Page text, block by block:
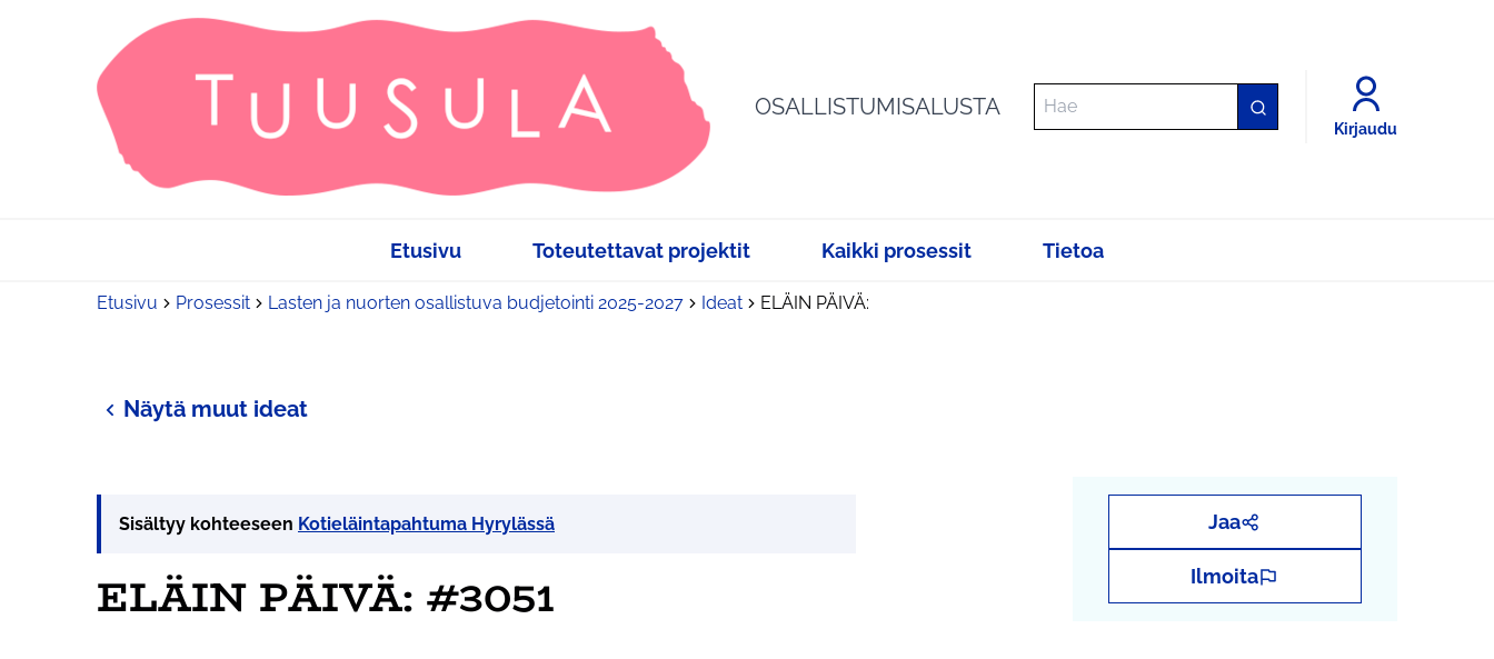
OSALLISTUMISALUSTA
Kirjaudu
Etusivu Toteutettavat projektit Kaikki prosessit Tietoa
Etusivu Prosessit Lasten ja nuorten osallistuva budjetointi 2025-2027 Ideat ELÄIN PÄIVÄ:
Näytä muut ideat
Sisältyy kohteeseen Kotieläintapahtuma Hyrylässä
ELÄIN PÄIVÄ: #3051
Jaa
Ilmoita